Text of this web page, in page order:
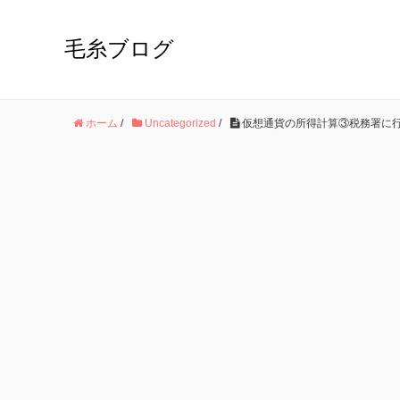
毛糸ブログ
ホーム / Uncategorized / 仮想通貨の所得計算③税務署に